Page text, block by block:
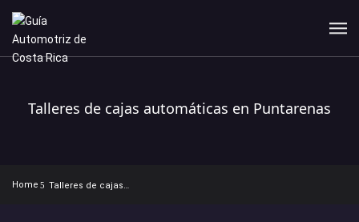
Talleres de cajas automáticas en Puntarenas
Home